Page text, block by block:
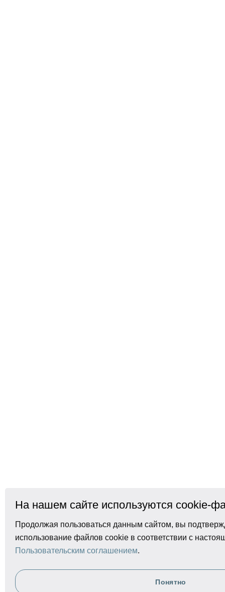
На нашем сайте используются cookie-
Продолжая пользоваться данным сайтом, вы
использование файлов cookie в соответствии с
Пользовательским соглашением.
Понятно